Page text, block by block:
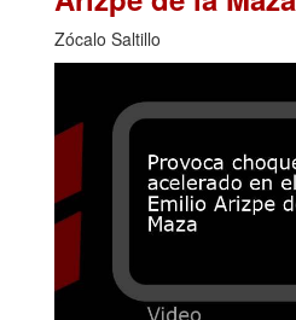
Zócalo Saltillo